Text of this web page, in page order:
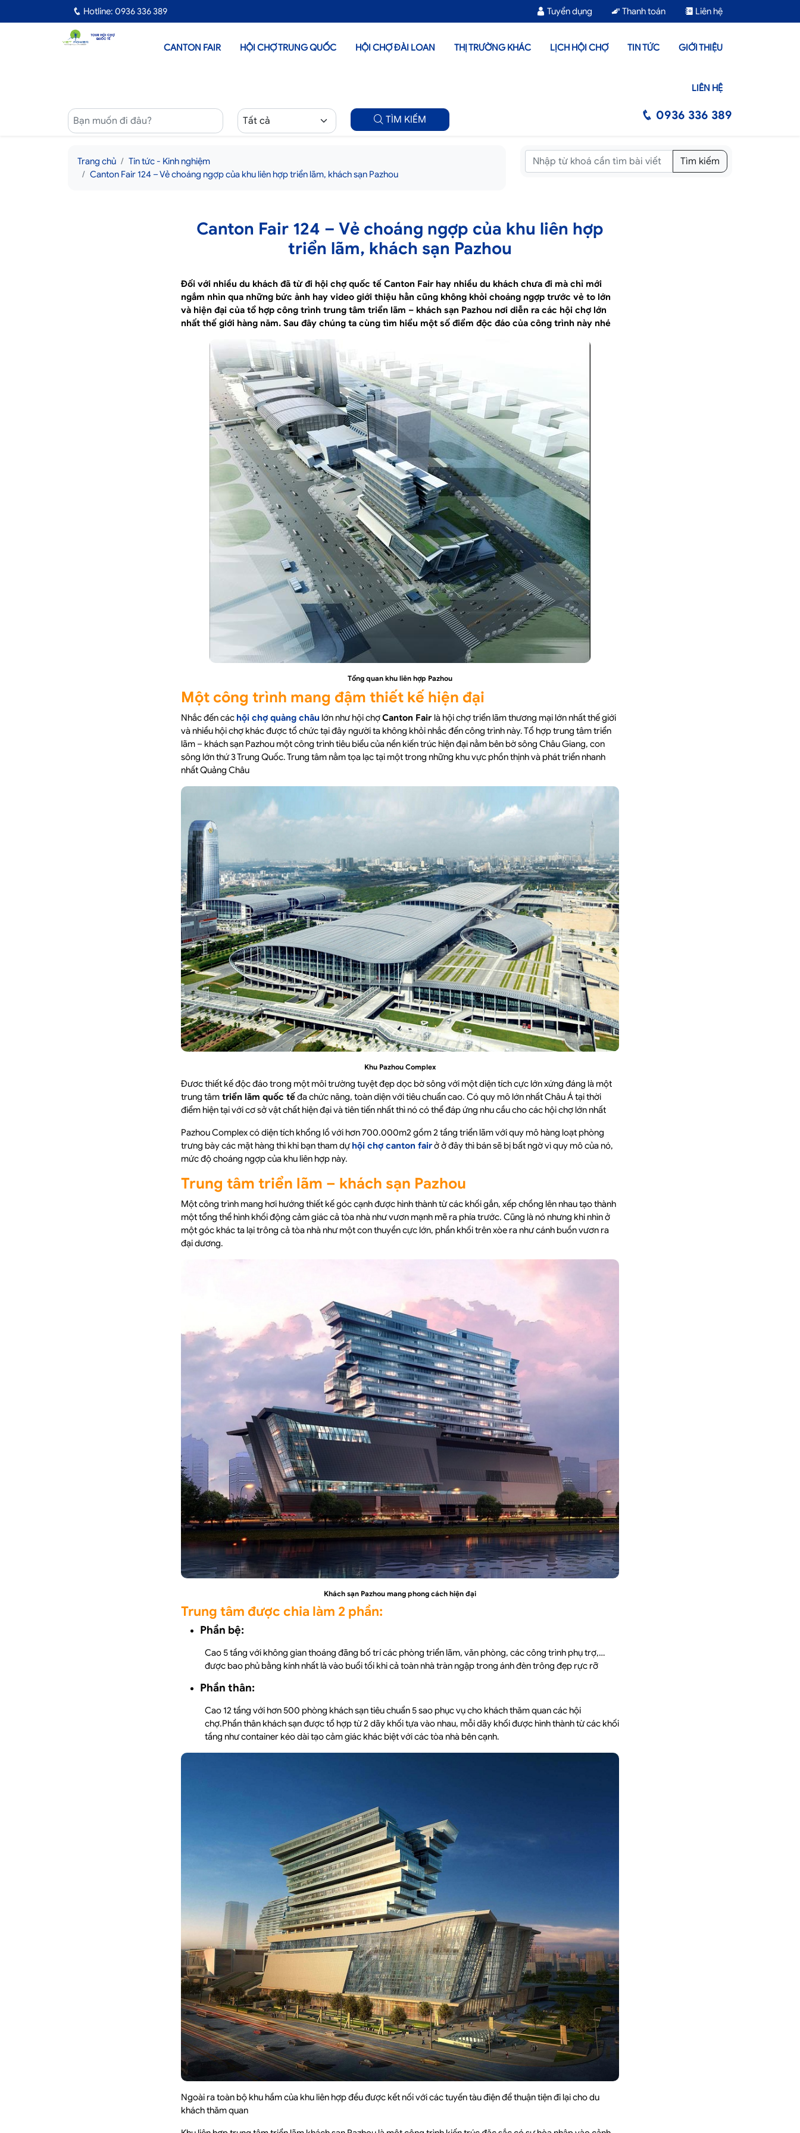
Hotline: 0936 336 389 Tuyển dụng Thanh toán Liên hệ
CANTON FAIR HỘI CHỢ TRUNG QUỐC HỘI CHỢ ĐÀI LOAN THỊ TRƯỜNG KHÁC LỊCH HỘI CHỢ TIN TỨC GIỚI THIỆU
LIÊN HỆ
TÌM KIẾM 0936 336 389
Trang chủ
Tin tức - Kinh nghiệm
Canton Fair 124 – Vẻ choáng ngợp của khu liên hợp triển lãm, khách sạn Pazhou
Tìm kiếm
Canton Fair 124 – Vẻ choáng ngợp của khu liên hợp
triển lãm, khách sạn Pazhou
Đối với nhiều du khách đã từ đi hội chợ quốc tế Canton Fair hay nhiều du khách chưa đi mà chỉ mới
ngắm nhìn qua những bức ảnh hay video giới thiệu hẳn cũng không khỏi choáng ngợp trước vẻ to lớn
và hiện đại của tổ hợp công trình trung tâm triển lãm – khách sạn Pazhou nơi diễn ra các hội chợ lớn
nhất thế giới hàng năm. Sau đây chúng ta cùng tìm hiểu một số điểm độc đáo của công trình này nhé
Tổng quan khu liên hợp Pazhou
Một công trình mang đậm thiết kế hiện đại
Nhắc đến các hội chợ quảng châu lớn như hội chợCanton Fair là hội chợ triển lãm thương mại lớn nhất thế giới
và nhiều hội chợ khác được tổ chức tại đây người ta không khỏi nhắc đến công trình này. Tổ hợp trung tâm triển
lãm – khách sạn Pazhou một công trình tiêu biểu của nền kiến trúc hiện đại nằm bên bờ sông Châu Giang, con
sông lớn thứ 3 Trung Quốc. Trung tâm nằm tọa lạc tại một trong những khu vực phồn thịnh và phát triển nhanh
nhất Quảng Châu
Khu Pazhou Complex
Đươc thiết kế độc đáo trong một môi trường tuyệt đẹp dọc bờ sông với một diện tích cực lớn xứng đáng là một
trung tâm triển lãm quốc tếđa chức năng, toàn diện với tiêu chuẩn cao. Có quy mô lớn nhất Châu Á tại thời
điểm hiện tại với cơ sở vật chất hiện đại và tiên tiến nhất thì nó có thể đáp ứng nhu cầu cho các hội chợ lớn nhất
Pazhou Complex có diện tích khổng lồ với hơn 700.000m2 gồm 2 tầng triển lãm với quy mô hàng loạt phòng
trưng bày các mặt hàng thì khi bạn tham dựhội chợ canton fairở ở đây thì bán sẽ bị bất ngờ vì quy mô của nó,
mức độ choáng ngợp của khu liên hợp này.
Trung tâm triển lãm – khách sạn Pazhou
Một công trình mang hơi hướng thiết kế góc cạnh được hình thành từ các khối gắn, xếp chồng lên nhau tạo thành
một tổng thể hình khối động cảm giác cả tòa nhà như vươn mạnh mẽ ra phía trước. Cũng là nó nhưng khi nhìn ở
một góc khác ta lại trông cả tòa nhà như một con thuyền cực lớn, phần khối trên xòe ra như cánh buồn vươn ra
đại dương.
Khách sạn Pazhou mang phong cách hiện đại
Trung tâm được chia làm 2 phần:
Phần bệ:
Cao 5 tầng với không gian thoáng đãng bố trí các phòng triển lãm, văn phòng, các công trình phụ trợ,…
được bao phủ bằng kính nhất là vào buổi tối khi cả toàn nhà tràn ngập trong ánh đèn trông đẹp rực rỡ
Phần thân:
Cao 12 tầng với hơn 500 phòng khách sạn tiêu chuẩn 5 sao phục vụ cho khách thăm quan các hội
chợ.Phần thân khách sạn được tổ hợp từ 2 dãy khối tựa vào nhau, mỗi dãy khối được hình thành từ các khối
tầng như container kéo dài tạo cảm giác khác biệt với các tòa nhà bên cạnh.
Ngoài ra toàn bộ khu hầm của khu liên hợp đều được kết nối với các tuyến tàu điện để thuận tiện đi lại cho du
khách thăm quan